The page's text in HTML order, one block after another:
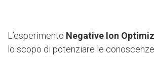
L’esperimento Negative Ion
lo scopo di potenziare le